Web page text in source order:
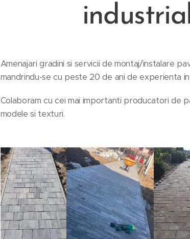
Amenajari gradini si servicii de montaj/instalare
mandrindu-se cu peste 20 de ani de experienta in
Colaboram cu cei mai importanti producatori de
modele si texturi.